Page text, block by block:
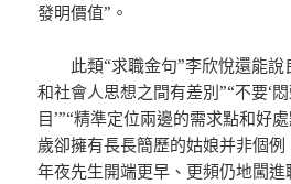
發明價值”。
此類“求職金句”李欣悅還能
和社會人思想之間有差別”“不要‘
目’”“精準定位兩邊的需求點和好
歲卻擁有長長簡歷的姑娘并非個
年夜先生開端更早、更頻仍地闖進